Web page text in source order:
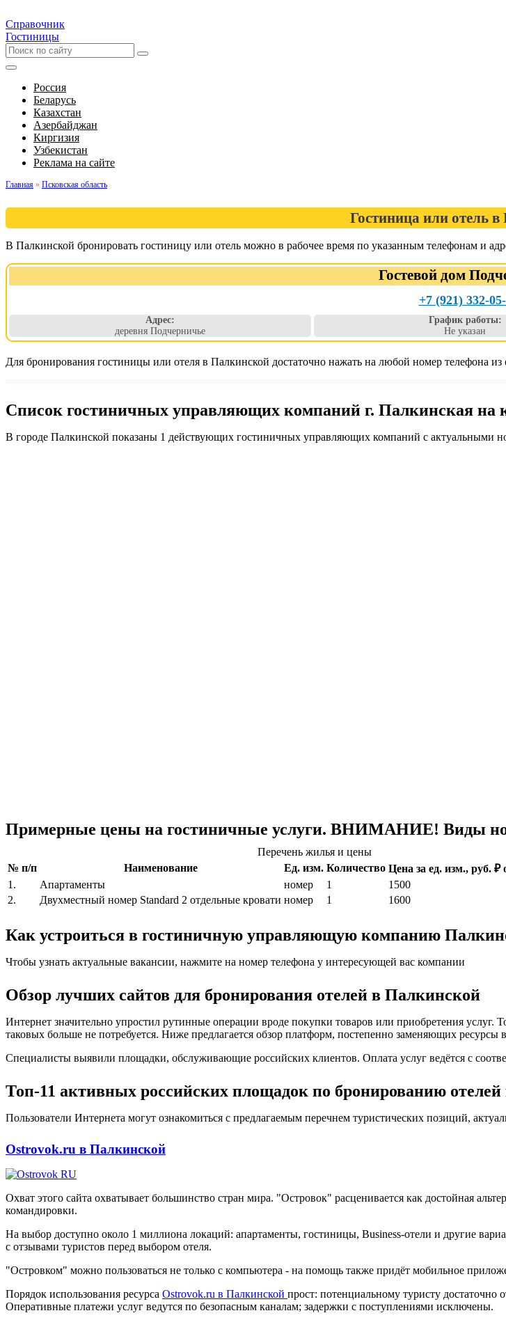
Справочник
Гостиницы
Россия
Беларусь
Казахстан
Азербайджан
Киргизия
Узбекистан
Реклама на сайте
Главная » Псковская область
Гостиница или отель
В Палкинской бронировать гостиницу или отель можно в рабочее время по указанным телефонам и
Гостевой дом
+7 (921) 332-
Адрес:
деревня Подчерничье
График работы:
Не указан
Для бронирования гостиницы или отеля в Палкинской достаточно нажать на любой номер телефона из
Список гостиничных управляющих компаний г. Палкинская на
В городе Палкинской показаны 1 действующих гостиничных управляющих компаний с актуальными
Примерные цены на гостиничные услуги. ВНИМАНИЕ! Виды
Перечень жилья и цены
№ п/п
Наименование Ед. изм. Количество Цена за ед. изм., руб. ₽
1.
Апартаменты номер 1 1500
2.
Двухместный номер Standard 2 отдельные кровати номер 1 1600
Как устроиться в гостиничную управляющую компанию
Чтобы узнать актуальные вакансии, нажмите на номер телефона у интересующей вас компании
Обзор лучших сайтов для бронирования отелей в Палкинской
Интернет значительно упростил рутинные операции вроде покупки товаров или приобретения
таковых больше не потребуется. Ниже предлагается обзор платформ, постепенно заменяющих ресурсы
Специалисты выявили площадки, обслуживающие российских клиентов. Оплата услуг ведётся с
Топ-11 активных российских площадок по бронированию
Пользователи Интернета могут ознакомиться с предлагаемым перечнем туристических позиций,
Ostrovok.ru в Палкинской
Охват этого сайта охватывает большинство стран мира. "Островок" расценивается как достойная
командировки.
На выбор доступно около 1 миллиона локаций: апартаменты, гостиницы, Business-отели и другие
с отзывами туристов перед выбором отеля.
"Островком" можно пользоваться не только с компьютера - на помощь также придёт мобильное
Порядок использования ресурса Ostrovok.ru в Палкинской прост: потенциальному туристу достаточно
Оперативные платежи услуг ведутся по безопасным каналам; задержки с поступлениями исключены.